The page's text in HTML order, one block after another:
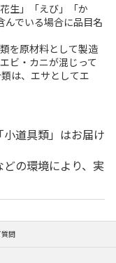
生」「えび」「か
んでいる場合に品目名
を原材料として製造
ビ・カニが混じって
は、エサとしてエ
道具類」はお届け
の環境により、実
問